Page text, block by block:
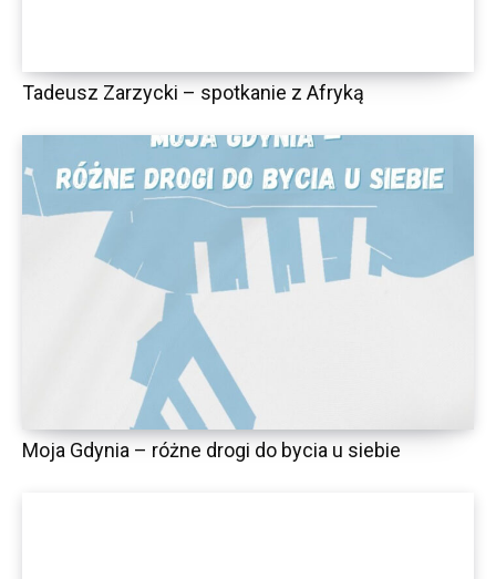
Tadeusz Zarzycki – spotkanie z Afryką
Moja Gdynia – różne drogi do bycia u siebie